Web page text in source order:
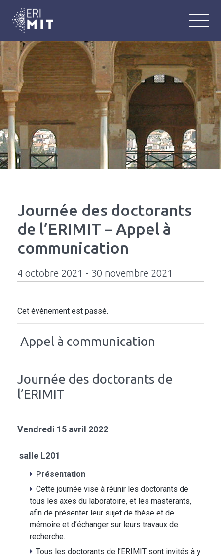
ERIMIT
Équipe de Recherche Interlangue :
Journée des doctorants
de l’ERIMIT – Appel à
communication
4 octobre 2021 - 30 novembre 2021
Cet évènement est passé.
Appel à communication
Journée des doctorants de
l’ERIMIT
Vendredi 15 avril 2022
salle L201
Présentation
Cette journée vise à réunir les doctorants de
tous les axes du laboratoire, et les masterants,
afin de présenter leur sujet de thèse et de
mémoire et d’échanger sur leurs travaux de
recherche.
Tous les doctorants de l’ERIMIT sont invités à y